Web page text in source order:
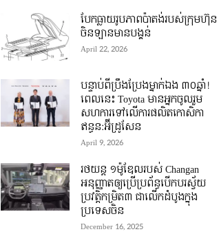
បែកធ្លាយរូបភាពប៉ាតង់របស់ក្រុមហ៊ុន
ចិនឡានមានបង្គន់
April 22, 2026
បន្ទាប់ពីប្រឹងប្រែងម្នាក់ឯង ៣០ឆ្នាំ! ​
ពេលនេះ Toyota មានអ្នកចូលរួម
សហការទៅលើការផលិតកោសិកា
ឥន្ធន:អ៊ីដ្រូសែន
April 9, 2026
រថយន្ត ១ម៉ូឌែលរបស់ Changan
អនុញ្ញាតឲ្យប្រើប្រព័ន្ធបើកបរស្វ័យ
ប្រវត្តិកម្រិត៣ ជាលើកដំបូងក្នុង
ប្រទេសចិន
December 16, 2025